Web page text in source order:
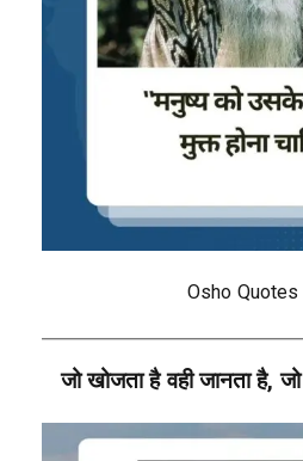
Osho
जो खोजता है वही जानता है,